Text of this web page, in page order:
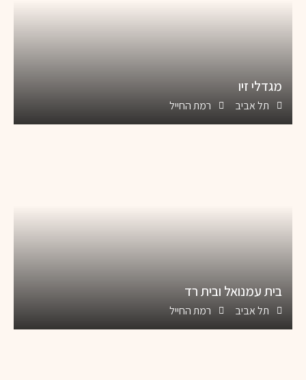
מגדלי זיו
תל אביב רמת החייל
בית עמנואל ובית רד
תל אביב רמת החייל